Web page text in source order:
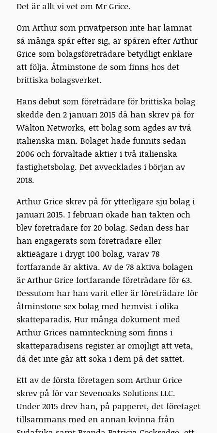
Det är allt vi vet om Mr Grice.
Om Arthur som privatperson inte har lämnat
så många spår efter sig, är spåren efter Arthur
Grice som bolagsföreträdare betydligt enklare
att följa. Åtminstone de som finns hos det
brittiska bolagsverket.
Hans debut som företrädare för brittiska bolag
skedde den 2 januari 2015 då han skrev på för
Walton Networks, ett bolag som ägdes av två
italienska män. Bolaget hade funnits sedan
2006 och förvaltade aktier i två italienska
fastighetsbolag. Det avvecklades i början av
2018.
Arthur Grice skrev på för ytterligare sju bolag i
januari 2015. I februari ökade han takten och
blev företrädare för 20 bolag. Sedan dess har
han engagerats som företrädare eller
aktieägare i drygt 100 bolag, varav 78
fortfarande är aktiva. Av de 78 aktiva bolagen
är Arthur Grice fortfarande företrädare för 63.
Dessutom har han varit eller är företrädare för
åtminstone sex bolag med hemvist i olika
skatteparadis. Hur många dokument med
Arthur Grices namnteckning som finns i
skatteparadisens register är omöjligt att veta,
då det inte går att söka i dem på det sättet.
Ett av de första företagen som Arthur Grice
skrev på för var Sevenoaks Solutions LLC.
Under 2015 drev han, på papperet, det företaget
tillsammans med en annan kvinna från